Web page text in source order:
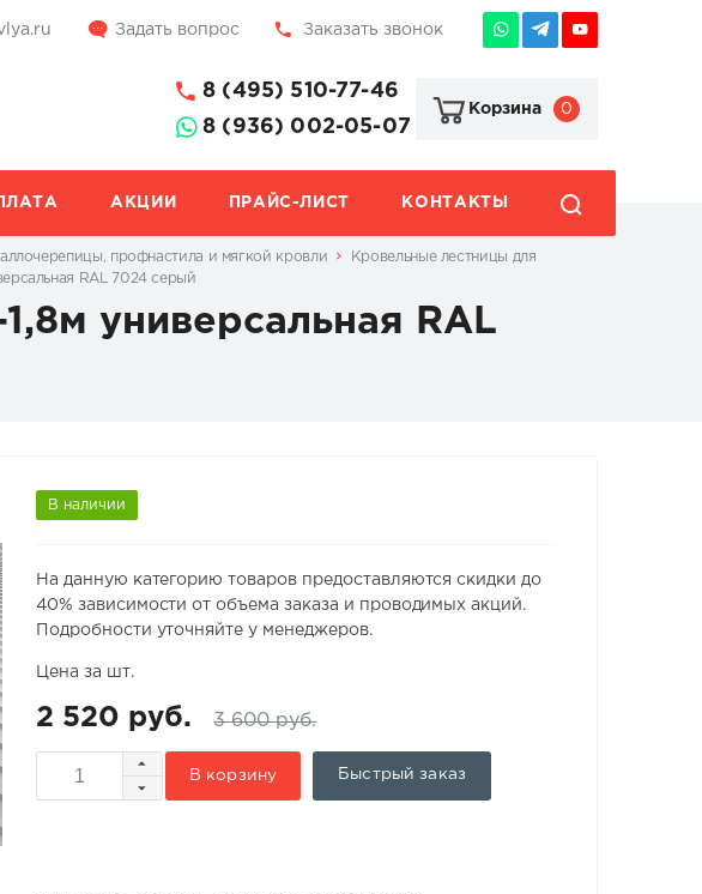
Задать вопрос Заказать звонок
8 (495) 510-77-46
8 (936) 002-05-07
Корзина 0
АКЦИИ ПРАЙС-ЛИСТ КОНТАКТЫ
профнастила и мягкой кровли
Кровельные лестницы для
RAL 7024 серый
универсальная RAL
В наличии
На данную категорию товаров предоставляются скидки до
40% зависимости от объема заказа и проводимых акций.
Подробности уточняйте у менеджеров.
Цена за шт.
2 520 руб. 3 600 руб.
В корзину Быстрый заказ